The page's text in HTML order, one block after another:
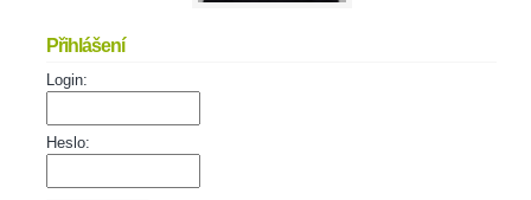
Přihlášení
Login:
Heslo: